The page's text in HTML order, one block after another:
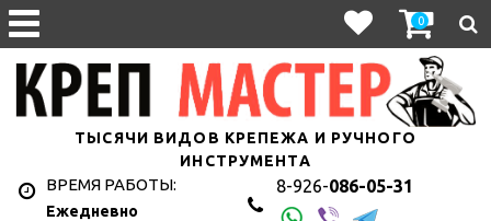
0
ТЫСЯЧИ ВИДОВ КРЕПЕЖА И РУЧНОГО
ИНСТРУМЕНТА
ВРЕМЯ РАБОТЫ:
Ежедневно
8-926-086-05-31